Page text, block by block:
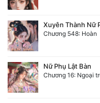
Đông Phương Huyền Huyễn
Xuyên Thành Nữ
Chương 548: Hoàn
Nữ Phụ Lật Bàn
Chương 16: Ngoại